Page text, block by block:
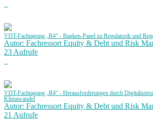
VDT-Fachtagung „R4“ - Banken-Panel zu Regulatorik und
Autor: Fachressort Equity & Debt und Risk
23 Aufrufe
VDT-Fachtagung „R4“ - Herausforderungen durch
Klimawandel
Autor: Fachressort Equity & Debt und Risk
21 Aufrufe